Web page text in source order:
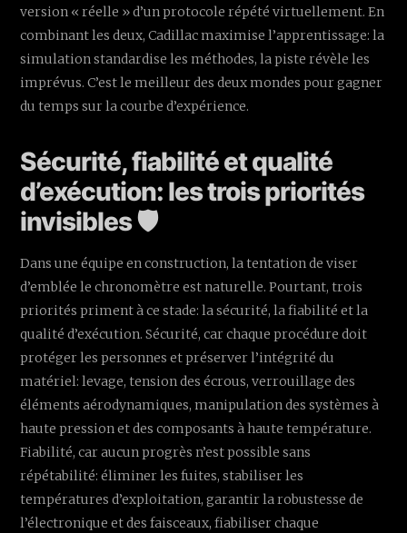
version « réelle » d’un protocole répété virtuellement. En
combinant les deux, Cadillac maximise l’apprentissage: la
simulation standardise les méthodes, la piste révèle les
imprévus. C’est le meilleur des deux mondes pour gagner
du temps sur la courbe d’expérience.
Sécurité, fiabilité et qualité
d’exécution: les trois priorités
invisibles 🛡️
Dans une équipe en construction, la tentation de viser
d’emblée le chronomètre est naturelle. Pourtant, trois
priorités priment à ce stade: la sécurité, la fiabilité et la
qualité d’exécution. Sécurité, car chaque procédure doit
protéger les personnes et préserver l’intégrité du
matériel: levage, tension des écrous, verrouillage des
éléments aérodynamiques, manipulation des systèmes à
haute pression et des composants à haute température.
Fiabilité, car aucun progrès n’est possible sans
répétabilité: éliminer les fuites, stabiliser les
températures d’exploitation, garantir la robustesse de
l’électronique et des faisceaux, fiabiliser chaque